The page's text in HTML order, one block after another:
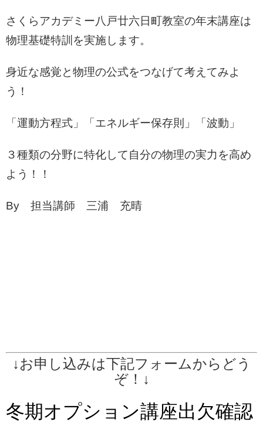
さくらアカデミー八戸廿六日町教室の年末講座は
物理基礎特訓を実施します。
身近な感覚と物理の公式をつなげて考えてみよ
う！
「運動方程式」「エネルギー保存則」「波動」
３種類の分野に特化して自分の物理の実力を高め
よう！！
By 担当講師 三浦 充晴
↓お申し込みは下記フォームからどう
ぞ！↓